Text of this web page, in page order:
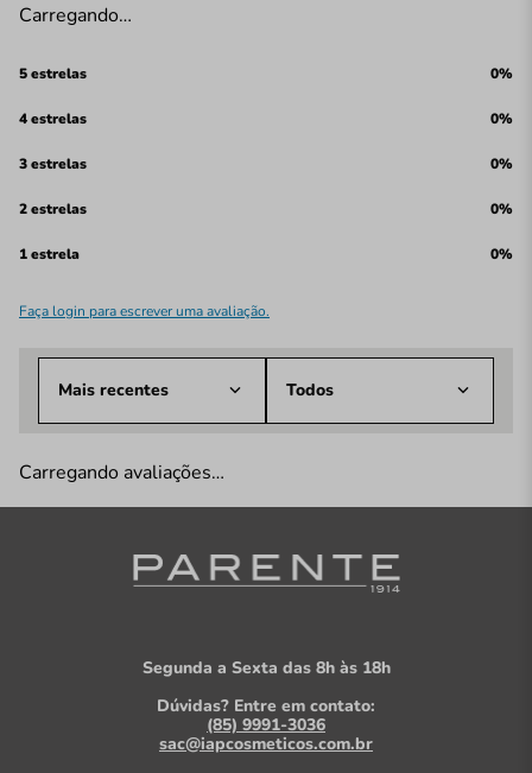
Carregando…
5 estrelas 0%
4 estrelas 0%
3 estrelas 0%
2 estrelas 0%
1 estrela 0%
Faça login para escrever uma avaliação.
Mais recentes Todos
Carregando avaliações…
Segunda a Sexta das 8h às 18h
Dúvidas? Entre em contato:
(85) 9991-3036
sac@iapcosmeticos.com.br